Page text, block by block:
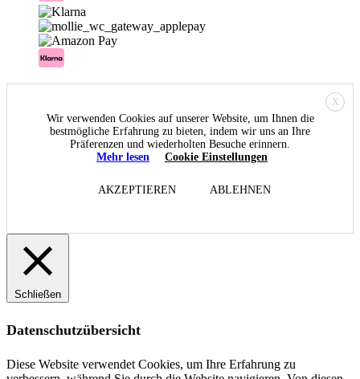
X
Wir verwenden Cookies auf unserer Website, um Ihnen die
bestmögliche Erfahrung zu bieten, indem wir uns an Ihre
Präferenzen und wiederholten Besuche erinnern.
Mehr lesen
Cookie Einstellungen
AKZEPTIEREN ABLEHNEN
Schließen
Datenschutzübersicht
Diese Website verwendet Cookies, um Ihre Erfahrung zu